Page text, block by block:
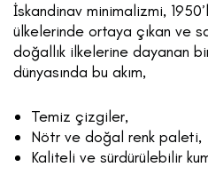
İskandinav minimalizmi,
ülkelerinde ortaya çıkan ve
doğallık ilkelerine dayanan
dünyasında bu akım,
Temiz çizgiler,
Nötr ve doğal renk paleti,
Kaliteli ve sürdürülebilir